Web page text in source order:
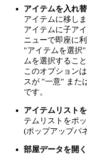
アイテムを入れ替
アイテムに移しま
アイテムに子ア
ニューで即座に
"アイテムを選択
ムを選択するこ
このオプション
スが "一意" また
です。
アイテムリストを
テムリストをポ
(ポップアップパ
部屋データを開く